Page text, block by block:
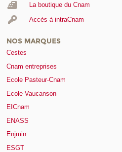
La boutique du Cnam
Accès à intraCnam
NOS MARQUES
Cestes
Cnam entreprises
Ecole Pasteur-Cnam
Ecole Vaucanson
EICnam
ENASS
Enjmin
ESGT